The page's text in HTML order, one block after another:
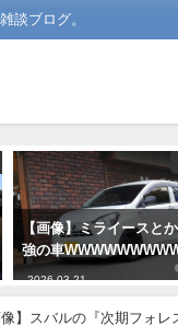
談ブログ。
【画像】ミライースと
強の車
2026-03-21
像】スバルの『次期フォ